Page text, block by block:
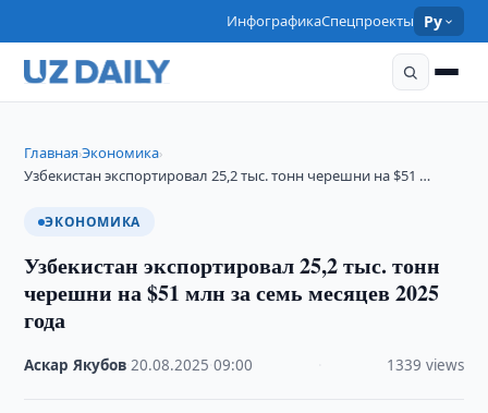
ИнфографикаСпецпроекты Ру
Главная›Экономика›
Узбекистан экспортировал 25,2 тыс. тонн черешни на $51 …
ЭКОНОМИКА
Узбекистан экспортировал 25,2 тыс. тонн
черешни на $51 млн за семь месяцев 2025
года
Аскар Якубов ·20.08.2025 ·09:00 1339 views